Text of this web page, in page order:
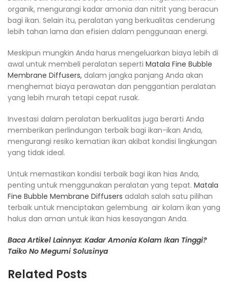
organik, mengurangi kadar amonia dan nitrit yang beracun
bagi ikan. Selain itu, peralatan yang berkualitas cenderung
lebih tahan lama dan efisien dalam penggunaan energi.
Meskipun mungkin Anda harus mengeluarkan biaya lebih di
awal untuk membeli peralatan seperti Matala Fine Bubble
Membrane Diffusers, dalam jangka panjang Anda akan
menghemat biaya perawatan dan penggantian peralatan
yang lebih murah tetapi cepat rusak.
Investasi dalam peralatan berkualitas juga berarti Anda
memberikan perlindungan terbaik bagi ikan-ikan Anda,
mengurangi resiko kematian ikan akibat kondisi lingkungan
yang tidak ideal.
Untuk memastikan kondisi terbaik bagi ikan hias Anda,
penting untuk menggunakan peralatan yang tepat. Matala
Fine Bubble Membrane Diffusers adalah salah satu pilihan
terbaik untuk menciptakan gelembung air kolam ikan yang
halus dan aman untuk ikan hias kesayangan Anda.
Baca Artikel Lainnya: Kadar Amonia Kolam Ikan Tinggi?
Taiko No Megumi Solusinya
Related Posts